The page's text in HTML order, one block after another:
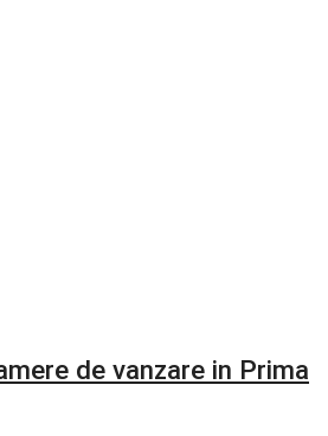
de vanzare in Prima